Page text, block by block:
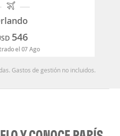
546
el 07 Ago
Gastos de gestión no incluidos.